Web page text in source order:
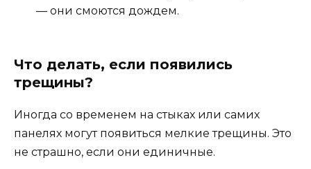
— они смоются дождем.
Что делать, если появились
трещины?
Иногда со временем на стыках или самих
панелях могут появиться мелкие трещины. Это
не страшно, если они единичные.